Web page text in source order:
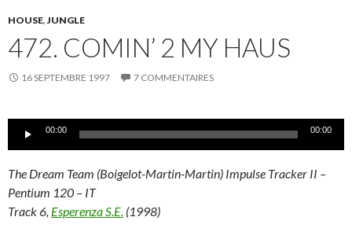
HOUSE,JUNGLE
472. COMIN’ 2 MY HAUS
16 SEPTEMBRE 1997 7 COMMENTAIRES
Lecteur00:00 00:00
The Dream Team (Boigelot-Martin-Martin) Impulse Tracker II –
Pentium 120 – IT
Track 6, Esperenza S.E. (1998)